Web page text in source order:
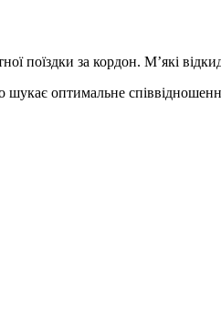
поїздки за кордон. М’які
шукає оптимальне